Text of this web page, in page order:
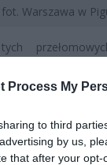
Process My
to third
by us,
that after your
fot. Warszawa w
logistycznie
na
późniejsza